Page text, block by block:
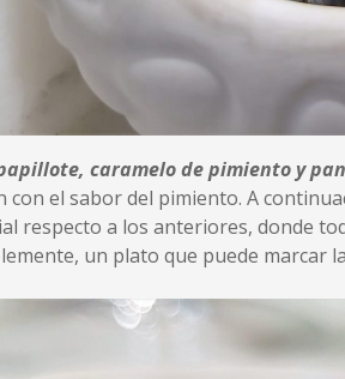
caramelo de pimiento y
con el sabor del pimiento. A
respecto a los anteriores, donde
un plato que puede marcar